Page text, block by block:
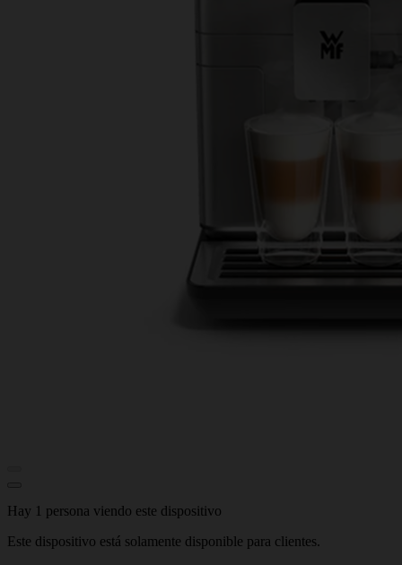
Hay 1 persona viendo este dispositivo
Este dispositivo está solamente disponible para clientes.